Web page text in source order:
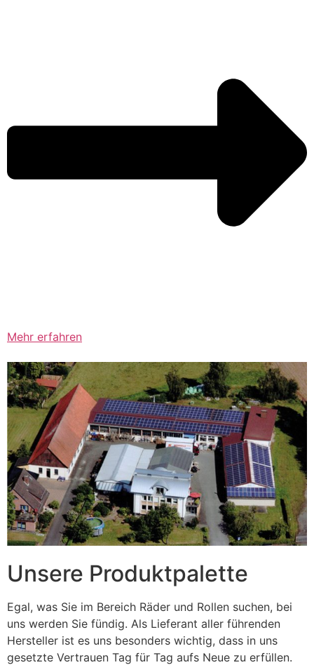
Mehr erfahren
Unsere Produktpalette
Egal, was Sie im Bereich Räder und Rollen suchen, bei
uns werden Sie fündig. Als Lieferant aller führenden
Hersteller ist es uns besonders wichtig, dass in uns
gesetzte Vertrauen Tag für Tag aufs Neue zu erfüllen.